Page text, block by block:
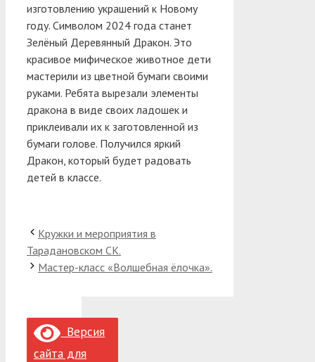
изготовлению украшений к Новому
году. Символом 2024 года станет
Зелёный Деревянный Дракон. Это
красивое мифическое животное дети
мастерили из цветной бумаги своими
руками. Ребята вырезали элементы
дракона в виде своих ладошек и
приклеивали их к заготовленной из
бумаги голове. Получился яркий
Дракон, который будет радовать
детей в классе.
Кружки и мероприятия в
Тарадановском СК.
Мастер-класс «Волшебная ёлочка».
Версия
сайта для